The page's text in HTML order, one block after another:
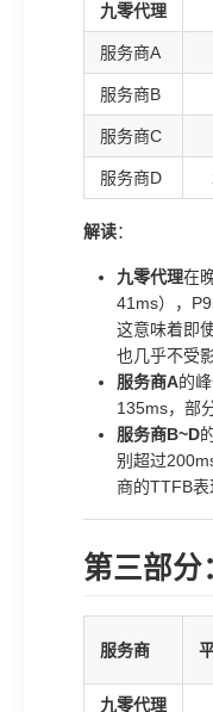
九零代理
服务商A
服务商B
服务商C
服务商D
解读：
九零代理在
41ms），
这意味着即
也几乎不受影
服务商A的
135ms，部
服务商B~D
别超过
商的TTFB表
第三部分
服务商
九零代理